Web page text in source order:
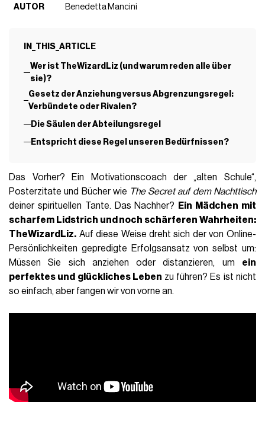
AUTOR
Benedetta Mancini
IN_THIS_ARTICLE
Wer ist TheWizardLiz (und warum reden alle über
sie)?
Gesetz der Anziehung versus Abgrenzungsregel:
Verbündete oder Rivalen?
Die Säulen der Abteilungsregel
Entspricht diese Regel unseren Bedürfnissen?
Das Vorher? Ein Motivationscoach der „alten Schule“,
Posterzitate und Bücher wie The Secret auf dem Nachttisch
deiner spirituellen Tante. Das Nachher?
Ein Mädchen mit
scharfem Lidstrich und noch schärferen Wahrheiten:
TheWizardLiz. Auf diese Weise dreht sich der von Online-
Persönlichkeiten gepredigte Erfolgsansatz von selbst um:
Müssen Sie sich anziehen oder distanzieren, um ein
perfektes und glückliches Leben zu führen? Es ist nicht
so einfach, aber fangen wir von vorne an.